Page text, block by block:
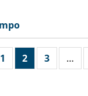
1 2 3 …